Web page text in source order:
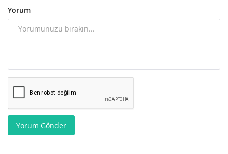
Yorum
Yorum Gönder